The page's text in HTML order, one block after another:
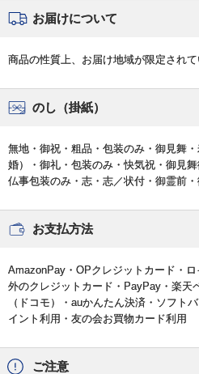
お届けについて
商品の性質上、お届け地域が限定されて
のし（掛紙）
無地・御祝・粗品・包装のみ・御見舞
婚）・御礼・包装のみ・快気祝・御見
仏事包装のみ・志・志／状付・御霊前
お支払方法
AmazonPay・OPクレジットカード・
外のクレジットカード・PayPay・楽天
（ドコモ）・auかんたん決済・ソフト
イント利用・友の会お買物カード利用
ご注意